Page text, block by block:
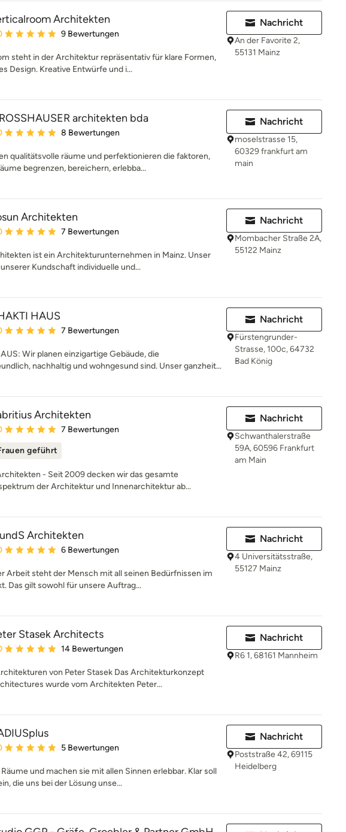
Architekten
Bewertung: 5 von 5 Sternen
9 Bewertungen
steht in der Architektur repräsentativ für klare Formen,
Design. Kreative Entwürfe und i...
Nachricht
An der Favorite 2,
55131 Mainz
architekten bda
Bewertung: 5 von 5 Sternen
8 Bewertungen
qualitätsvolle räume und perfektionieren die faktoren,
begrenzen, bereichern, erlebba...
Nachricht
moselstrasse 15,
60329 frankfurt am
main
Architekten
Bewertung: 5 von 5 Sternen
7 Bewertungen
ist ein Architekturunternehmen in Mainz. Unser
Kundschaft individuelle und...
Nachricht
Mombacher Straße 2A,
55122 Mainz
HAUS
Bewertung: 5 von 5 Sternen
7 Bewertungen
Wir planen einzigartige Gebäude, die
nachhaltig und wohngesund sind. Unser ganzheit...
Nachricht
Fürstengrunder-
Strasse, 100c, 64732
Bad König
Architekten
Bewertung: 5 von 5 Sternen
7 Bewertungen
geführt
- Seit 2009 decken wir das gesamte
der Architektur und Innenarchitektur ab...
Nachricht
Schwanthalerstraße
59A, 60596 Frankfurt
am Main
Architekten
Bewertung: 5 von 5 Sternen
6 Bewertungen
Arbeit steht der Mensch mit all seinen Bedürfnissen im
Das gilt sowohl für unsere Auftrag...
Nachricht
4 Universitätsstraße,
55127 Mainz
Stasek Architects
Bewertung: 5 von 5 Sternen
14 Bewertungen
von Peter Stasek Das Architekturkonzept
wurde vom Architekten Peter...
Nachricht
R6 1, 68161 Mannheim
Bewertung: 5 von 5 Sternen
5 Bewertungen
und machen sie mit allen Sinnen erlebbar. Klar soll
die uns bei der Lösung unse...
Nachricht
Poststraße 42, 69115
Heidelberg